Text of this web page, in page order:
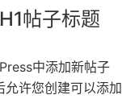
帖子标题
中添加新帖子
允许您创建可以添加